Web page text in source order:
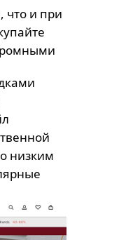
что и при
низким